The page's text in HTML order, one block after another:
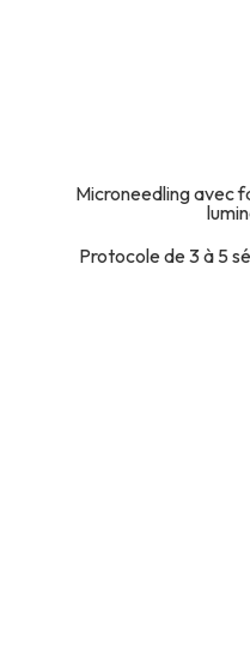
Microneedling avec
Protocole de 3 à 5